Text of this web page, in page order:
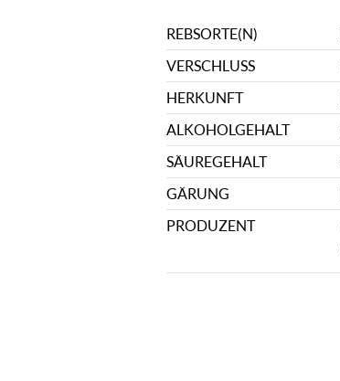
REBSORTE(N)
VERSCHLUSS
HERKUNFT
ALKOHOLGEHALT
SÄUREGEHALT
GÄRUNG
PRODUZENT